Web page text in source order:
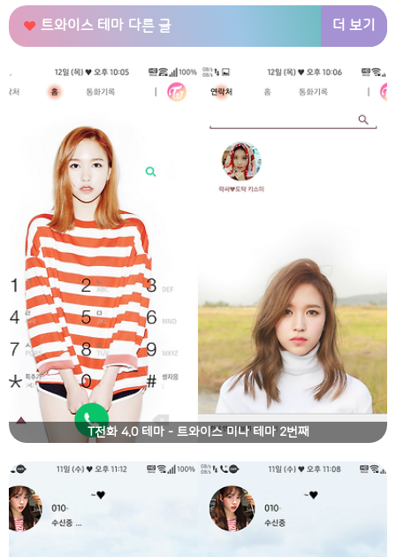
트와이스 테마 다른 글 더 보기
T전화 4.0 테마 - 트와이스 미나 테마 2번째